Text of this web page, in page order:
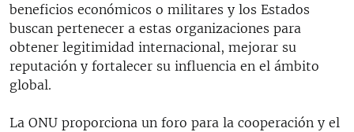
beneficios económicos o militares y los Estados
buscan pertenecer a estas organizaciones para
obtener legitimidad internacional, mejorar su
reputación y fortalecer su influencia en el ámbito
global.
La ONU proporciona un foro para la cooperación y el